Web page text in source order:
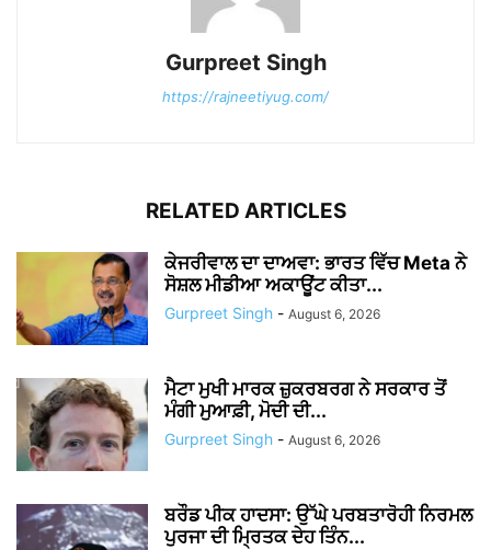
Gurpreet Singh
https://rajneetiyug.com/
RELATED ARTICLES
ਕੇਜਰੀਵਾਲ ਦਾ ਦਾਅਵਾ: ਭਾਰਤ ਵਿੱਚ Meta ਨੇ
ਸੋਸ਼ਲ ਮੀਡੀਆ ਅਕਾਊਂਟ ਕੀਤਾ...
Gurpreet Singh - August 6, 2026
ਮੈਟਾ ਮੁਖੀ ਮਾਰਕ ਜ਼ੁਕਰਬਰਗ ਨੇ ਸਰਕਾਰ ਤੋਂ
ਮੰਗੀ ਮੁਆਫ਼ੀ, ਮੋਦੀ ਦੀ...
Gurpreet Singh - August 6, 2026
ਬਰੌਡ ਪੀਕ ਹਾਦਸਾ: ਉੱਘੇ ਪਰਬਤਾਰੋਹੀ ਨਿਰਮਲ
ਪੁਰਜਾ ਦੀ ਮ੍ਰਿਤਕ ਦੇਹ ਤਿੰਨ...